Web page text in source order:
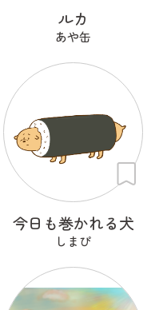
ルカ
あや缶
今日も巻かれる犬
しまぴ